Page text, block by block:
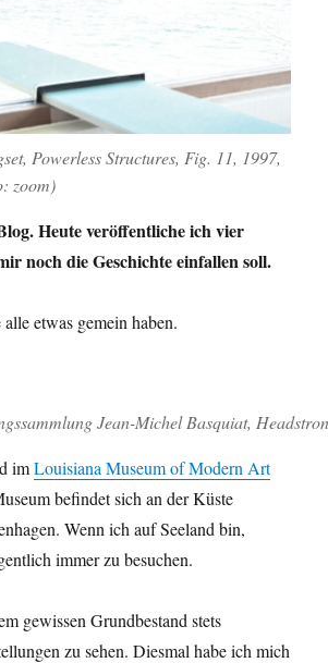
Powerless Structures, Fig. 11, 1997,
zoom)
Heute veröffentliche ich vier
noch die Geschichte einfallen soll.
etwas gemein haben.
Jean-Michel Basquiat,
imLouisiana Museum of Modern Art
befindet sich an der Küste
Wenn ich auf Seeland bin,
immer zu besuchen.
gewissen Grundbestand stets
zu sehen. Diesmal habe ich mich